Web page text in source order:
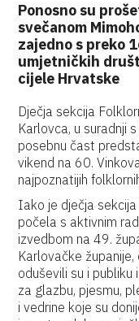
Ponosno su
svečanom
zajedno s preko
umjetničkih
cijele Hrvatske
Dječja sekcija
Karlovca, u suradnji
posebnu čast
vikend na 60.
najpoznatijih
Iako je dječja sekcija
počela s aktivnim
izvedbom na 49.
Karlovačke
oduševili su i
za glazbu, pjesmu,
i vedrine koje su